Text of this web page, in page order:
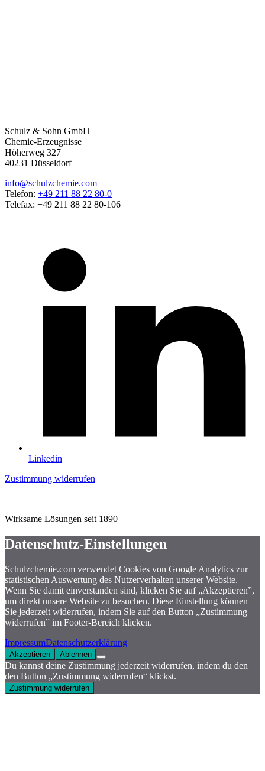
Schulz & Sohn GmbH
Chemie-Erzeugnisse
Höherweg 327
40231 Düsseldorf
info@schulzchemie.com
Telefon: +49 211 88 22 80-0
Telefax: +49 211 88 22 80-106
Linkedin
Zustimmung widerrufen
Wirksame Lösungen seit 1890
Datenschutz-Einstellungen
Schulzchemie.com verwendet Cookies von Google Analytics zur
statistischen Auswertung des Nutzerverhalten unserer Website.
Wenn Sie damit einverstanden sind, klicken Sie auf „Akzeptieren”,
um direkt unsere Website zu besuchen. Diese Einstellung können
Sie jederzeit widerrufen, indem Sie auf den Button „Zustimmung
widerrufen” im Footer-Bereich klicken.
ImpressumDatenschutzerklärung
Akzeptieren Ablehnen
Du kannst deine Zustimmung jederzeit widerrufen, indem du den
den Button „Zustimmung widerrufen“ klickst.
Zustimmung widerrufen